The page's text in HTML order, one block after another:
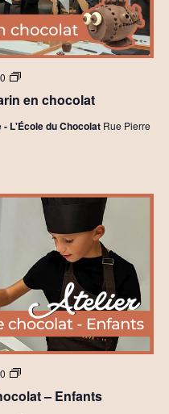
en chocolat
A
e
i
o
c
o
l
a
t
e
R
c
L'École du Chocolat Rue Pierre
– Enfants
A
e